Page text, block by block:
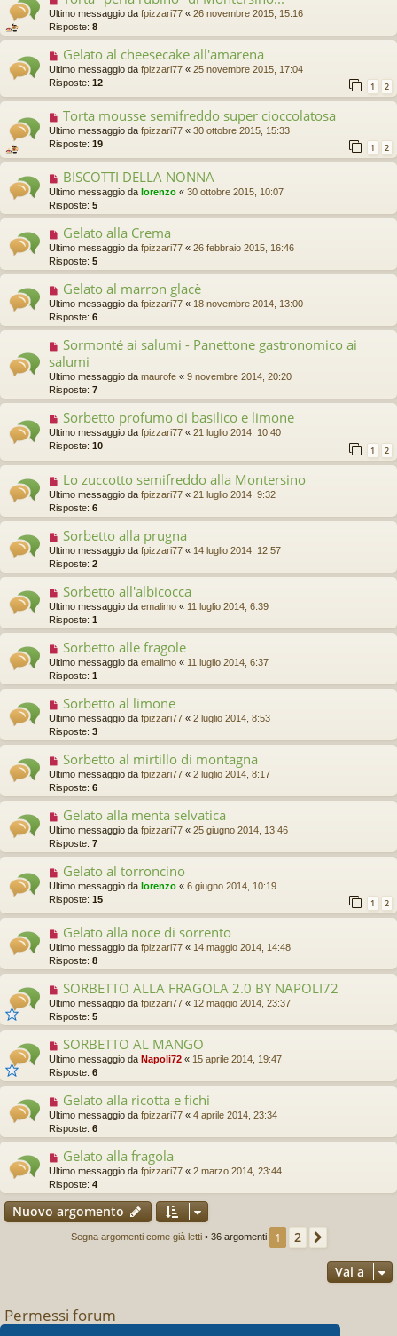
Ultimo messaggio da fpizzari77 « 26 novembre 2015, 15:16
Risposte: 8
Gelato al cheesecake all'amarena
Ultimo messaggio da fpizzari77 « 25 novembre 2015, 17:04
Risposte: 12 1 2
Torta mousse semifreddo super cioccolatosa
Ultimo messaggio da fpizzari77 « 30 ottobre 2015, 15:33
Risposte: 19 1 2
BISCOTTI DELLA NONNA
Ultimo messaggio da lorenzo « 30 ottobre 2015, 10:07
Risposte: 5
Gelato alla Crema
Ultimo messaggio da fpizzari77 « 26 febbraio 2015, 16:46
Risposte: 5
Gelato al marron glacè
Ultimo messaggio da fpizzari77 « 18 novembre 2014, 13:00
Risposte: 6
Sormonté ai salumi - Panettone gastronomico ai
salumi
Ultimo messaggio da maurofe « 9 novembre 2014, 20:20
Risposte: 7
Sorbetto profumo di basilico e limone
Ultimo messaggio da fpizzari77 « 21 luglio 2014, 10:40
Risposte: 10 1 2
Lo zuccotto semifreddo alla Montersino
Ultimo messaggio da fpizzari77 « 21 luglio 2014, 9:32
Risposte: 6
Sorbetto alla prugna
Ultimo messaggio da fpizzari77 « 14 luglio 2014, 12:57
Risposte: 2
Sorbetto all'albicocca
Ultimo messaggio da emalimo « 11 luglio 2014, 6:39
Risposte: 1
Sorbetto alle fragole
Ultimo messaggio da emalimo « 11 luglio 2014, 6:37
Risposte: 1
Sorbetto al limone
Ultimo messaggio da fpizzari77 « 2 luglio 2014, 8:53
Risposte: 3
Sorbetto al mirtillo di montagna
Ultimo messaggio da fpizzari77 « 2 luglio 2014, 8:17
Risposte: 6
Gelato alla menta selvatica
Ultimo messaggio da fpizzari77 « 25 giugno 2014, 13:46
Risposte: 7
Gelato al torroncino
Ultimo messaggio da lorenzo « 6 giugno 2014, 10:19
Risposte: 15 1 2
Gelato alla noce di sorrento
Ultimo messaggio da fpizzari77 « 14 maggio 2014, 14:48
Risposte: 8
SORBETTO ALLA FRAGOLA 2.0 BY NAPOLI72
Ultimo messaggio da fpizzari77 « 12 maggio 2014, 23:37
Risposte: 5
SORBETTO AL MANGO
Ultimo messaggio da Napoli72 « 15 aprile 2014, 19:47
Risposte: 6
Gelato alla ricotta e fichi
Ultimo messaggio da fpizzari77 « 4 aprile 2014, 23:34
Risposte: 6
Gelato alla fragola
Ultimo messaggio da fpizzari77 « 2 marzo 2014, 23:44
Risposte: 4
Nuovo argomento
Segna argomenti come già letti• 36 argomenti 1 2
Vai a
Permessi forum